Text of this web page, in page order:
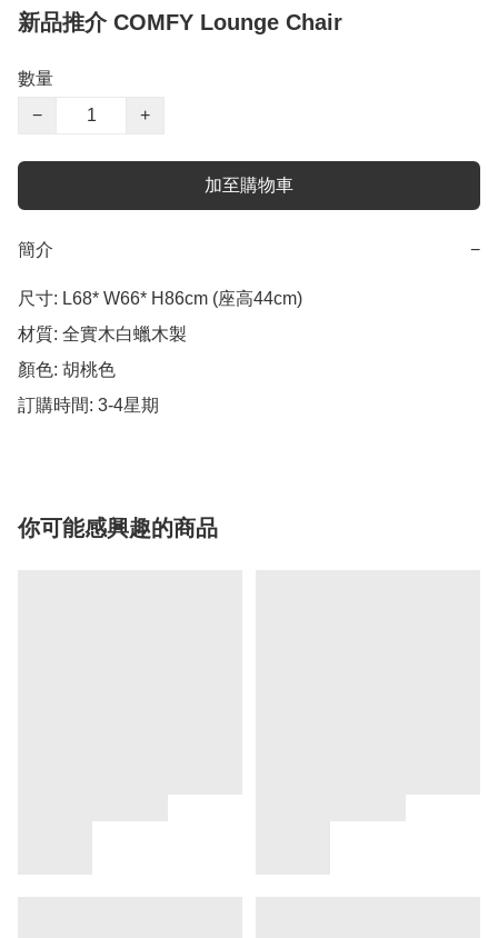
新品推介 COMFY Lounge Chair
數量
−
+
加至購物車
簡介 −
尺寸: L68* W66* H86cm (座高44cm)
材質: 全實木白蠟木製
顏色: 胡桃色
訂購時間: 3-4星期
你可能感興趣的商品